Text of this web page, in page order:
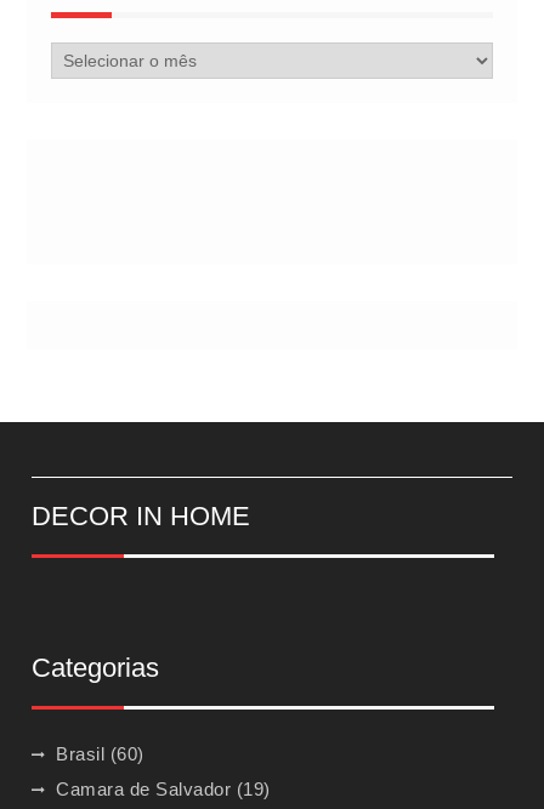
Arquivo
de
DECOR IN HOME
Categorias
Brasil (60)
Camara de Salvador (19)